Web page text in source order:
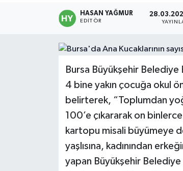
HASAN YAĞMUR
EDITÖR
Bursa Büyükşehir Belediye
4 bine yakın çocuğa okul
belirterek, “Toplumdan
100’e çıkararak on
kartopu misali büyümeye
yaşlısına, kadınından
yapan Büyükşehir Belediye
Kültür & Sanat
Son Dakika Haberleri